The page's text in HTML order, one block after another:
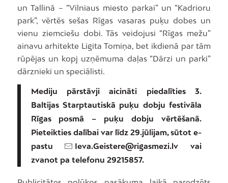
un Tallinā – “Vilniaus miesto parkai” un “Kadrioru
park”, vērtēs sešas Rīgas vasaras puķu dobes un
vienu ziemciešu dobi. Tās veidojusi “Rīgas mežu”
ainavu arhitekte Ligita Tomiņa, bet ikdienā par tām
rūpējas un kopj uzņēmuma daļas “Dārzi un parki”
dārznieki un speciālisti.
Mediju pārstāvji aicināti piedalīties 3.
Baltijas Starptautiskā puķu dobju festivāla
Rīgas posmā – puķu dobju vērtēšanā.
Pieteikties dalībai var līdz 29.jūlijam, sūtot e-
pastu
Ieva.Geistere@rigasmezi.lv vai
zvanot pa telefonu 29215857.